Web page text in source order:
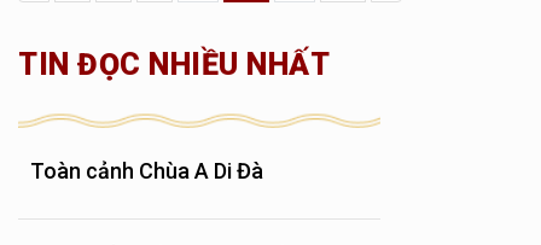
TIN ĐỌC NHIỀU NHẤT
Toàn cảnh Chùa A Di Đà